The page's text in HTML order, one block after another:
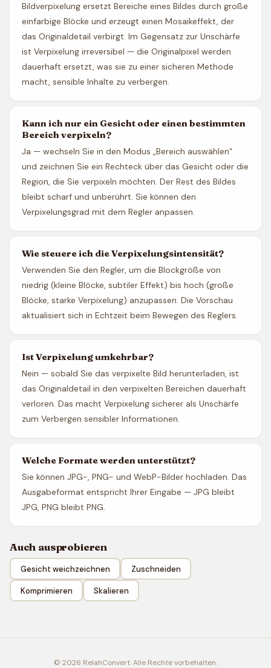
Bildverpixelung ersetzt Bereiche eines Bildes durch große
einfarbige Blöcke und erzeugt einen Mosaikeffekt, der
das Originaldetail verbirgt. Im Gegensatz zur Unschärfe
ist Verpixelung irreversibel — die Originalpixel werden
dauerhaft ersetzt, was sie zu einer sicheren Methode
macht, sensible Inhalte zu verbergen.
Kann ich nur ein Gesicht oder einen bestimmten
Bereich verpixeln?
Ja — wechseln Sie in den Modus „Bereich auswählen“
und zeichnen Sie ein Rechteck über das Gesicht oder die
Region, die Sie verpixeln möchten. Der Rest des Bildes
bleibt scharf und unberührt. Sie können den
Verpixelungsgrad mit dem Regler anpassen.
Wie steuere ich die Verpixelungsintensität?
Verwenden Sie den Regler, um die Blockgröße von
niedrig (kleine Blöcke, subtiler Effekt) bis hoch (große
Blöcke, starke Verpixelung) anzupassen. Die Vorschau
aktualisiert sich in Echtzeit beim Bewegen des Reglers.
Ist Verpixelung umkehrbar?
Nein — sobald Sie das verpixelte Bild herunterladen, ist
das Originaldetail in den verpixelten Bereichen dauerhaft
verloren. Das macht Verpixelung sicherer als Unschärfe
zum Verbergen sensibler Informationen.
Welche Formate werden unterstützt?
Sie können JPG-, PNG- und WebP-Bilder hochladen. Das
Ausgabeformat entspricht Ihrer Eingabe — JPG bleibt
JPG, PNG bleibt PNG.
Auch ausprobieren
Gesicht weichzeichnen Zuschneiden
Komprimieren Skalieren
© 2026 RelahConvert. Alle Rechte vorbehalten.